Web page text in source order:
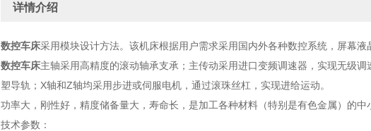
详情介绍
数控车床采用模块设计方法。该机床根据用户需求采用国内外各种数控系统，屏幕液
数控车床主轴采用高精度的滚动轴承支承；主传动采用进口变频调速器，实现无级
塑导轨；X轴和Z轴均采用步进或伺服电机，通过滚珠丝杠，实现进给运动。
功率大，刚性好，精度储备量大，寿命长，是加工各种材料（特别是有色金属）的中
技术参数：